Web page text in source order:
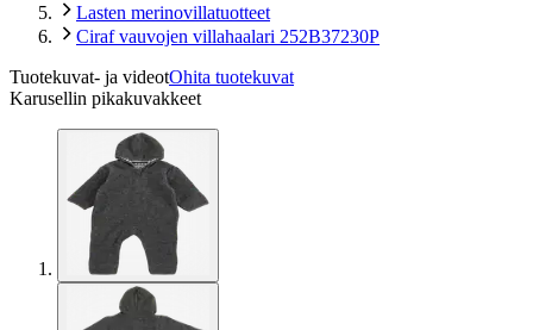
Lasten merinovillatuotteet
Ciraf vauvojen villahaalari 252B37230P
Tuotekuvat- ja videotOhita tuotekuvat
Karusellin pikakuvakkeet